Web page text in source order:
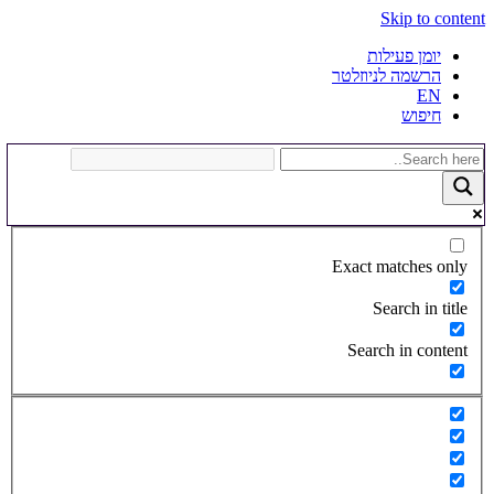
Skip to content
יומן פעילות
הרשמה לניוזלטר
EN
חיפוש
Exact matches only
Search in title
Search in content